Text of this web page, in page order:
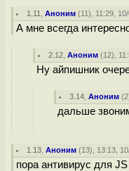
1.11 ,Аноним (11), 11:29,
А мне всегда
2.12 ,Аноним (12),
Ну айпишник
3.14 ,Аноним (2
дальше
1.13 ,Аноним (13), 13:13,
пора антивирус для